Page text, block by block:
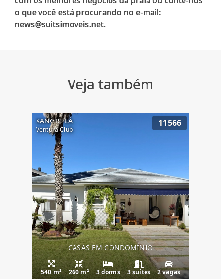
o que você está procurando no e-mail:
Veja também
XANGRI-LÁ
Ventura Club
11566
CASAS EM CONDOMÍNIO
540 m² 260 m² 3 dorms 3 suítes 2 vagas